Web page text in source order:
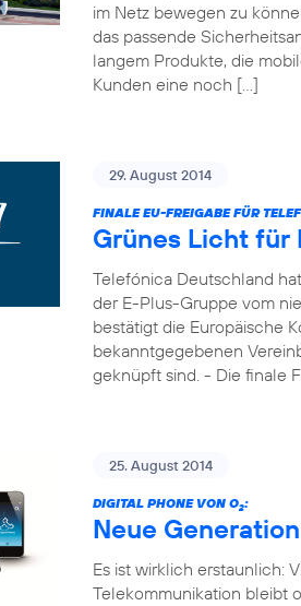
im Netz bewegen zu
das passende
langem Produkte, die
Kunden eine noch […]
29. August 2014
FINALE EU-FREIGABE FÜR
Grünes Licht für
Telefónica Deutschland
der E-Plus-Gruppe vom
bestätigt die Europäische
bekanntgegebenen
geknüpft sind. - Die finale
25. August 2014
DIGITAL PHONE VON O2:
Neue
Es ist wirklich erstaunlich:
Telekommunikation bleibt